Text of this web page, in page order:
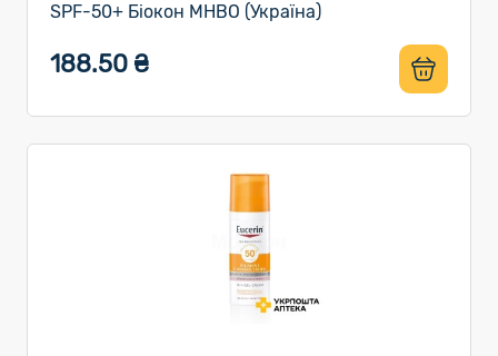
SPF-50+ Біокон МНВО (Україна)
188.50 ₴